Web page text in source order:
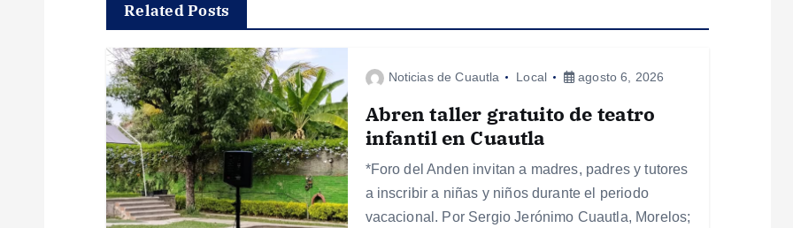
Related Posts
Noticias de Cuautla Local agosto 6, 2026
Abren taller gratuito de teatro
infantil en Cuautla
*Foro del Anden invitan a madres, padres y tutores
a inscribir a niñas y niños durante el periodo
vacacional. Por Sergio Jerónimo Cuautla, Morelos;